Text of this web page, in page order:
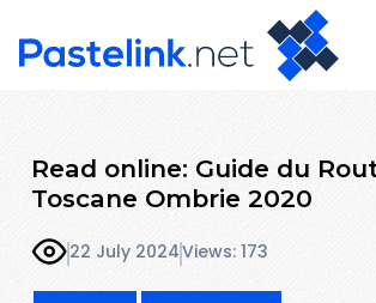
Read online: Guide du
Toscane Ombrie 2020
22 July 2024Views: 173